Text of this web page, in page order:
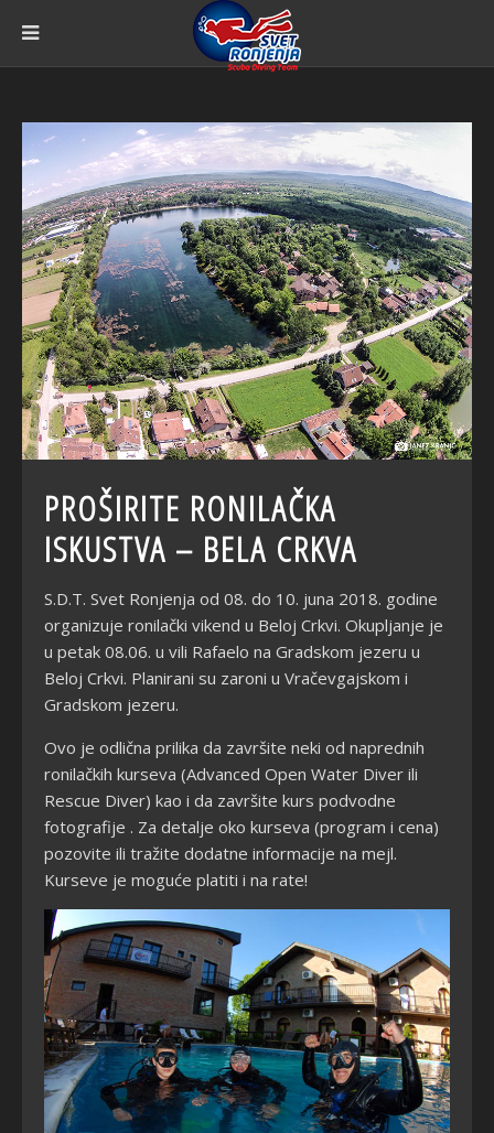
PROŠIRITE RONILAČKA
ISKUSTVA – BELA CRKVA
S.D.T. Svet Ronjenja od 08. do 10. juna 2018. godine
organizuje ronilački vikend u Beloj Crkvi. Okupljanje je
u petak 08.06. u vili Rafaelo na Gradskom jezeru u
Beloj Crkvi. Planirani su zaroni u Vračevgajskom i
Gradskom jezeru.
Ovo je odlična prilika da završite neki od naprednih
ronilačkih kurseva (Advanced Open Water Diver ili
Rescue Diver) kao i da završite kurs podvodne
fotografije . Za detalje oko kurseva (program i cena)
pozovite ili tražite dodatne informacije na mejl.
Kurseve je moguće platiti i na rate!